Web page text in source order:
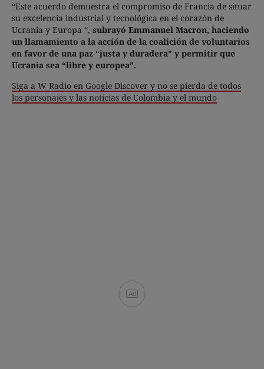
“Este acuerdo demuestra el compromiso de Francia de situar
su excelencia industrial y tecnológica en el corazón de
Ucrania y Europa “, subrayó Emmanuel Macron, haciendo
un llamamiento a la acción de la coalición de voluntarios
en favor de una paz “justa y duradera” y permitir que
Ucrania sea “libre y europea”.
Siga a W Radio en Google Discover y no se pierda de todos
los personajes y las noticias de Colombia y el mundo
Ad